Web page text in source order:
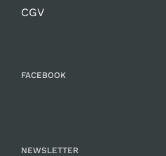
CGV
FACEBOOK
NEWSLETTER